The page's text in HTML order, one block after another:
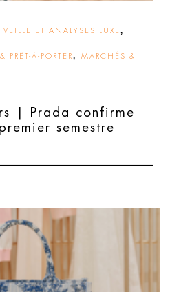
VEILLE ET ANALYSES LUXE ,
À-PORTER, MARCHÉS &
| Prada confirme
semestre